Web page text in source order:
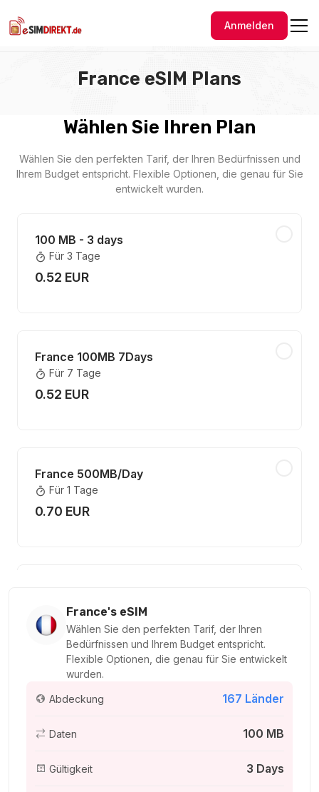
Anmelden
France eSIM Plans
Wählen Sie Ihren Plan
Wählen Sie den perfekten Tarif, der Ihren Bedürfnissen und
Ihrem Budget entspricht. Flexible Optionen, die genau für Sie
entwickelt wurden.
100 MB - 3 days
Für 3 Tage
0.52 EUR
France 100MB 7Days
Für 7 Tage
0.52 EUR
France 500MB/Day
Für 1 Tage
0.70 EUR
Für 1 Tage
0.78 EUR
250 MB - 3 days
France's eSIM
Wählen Sie den perfekten Tarif, der Ihren
Bedürfnissen und Ihrem Budget entspricht.
Flexible Optionen, die genau für Sie entwickelt
wurden.
Abdeckung 167 Länder
Daten 100 MB
Gültigkeit 3 Days